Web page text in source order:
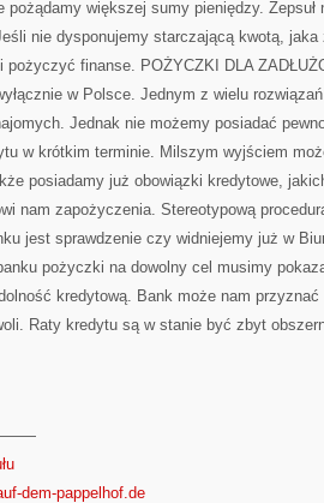
pożądamy większej sumy pieniędzy.
nie dysponujemy starczającą kwotą,
pożyczyć finanse. POŻYCZKI DLA
w Polsce. Jednym z wielu
Jednak nie możemy posiadać
w krótkim terminie. Milszym wyjściem
posiadamy już obowiązki kredytowe,
nam zapożyczenia. Stereotypową
jest sprawdzenie czy widniejemy już w
pożyczki na dowolny cel musimy
kredytową. Bank może nam przyznać
Raty kredytu są w stanie być zbyt
dem-pappelhof.de